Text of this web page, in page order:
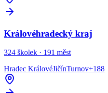
Královéhradecký kraj
324 školek · 191 měst
Hradec KrálovéJičínTurnov+188